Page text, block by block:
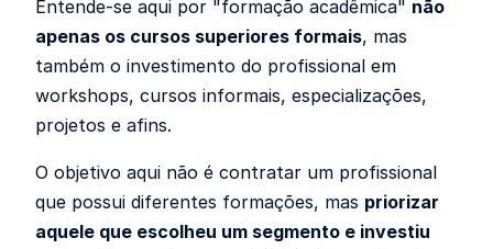
Entende-se aqui por "formação acadêmica" não
apenas os cursos superiores formais, mas
também o investimento do profissional em
workshops, cursos informais, especializações,
projetos e afins.
O objetivo aqui não é contratar um profissional
que possui diferentes formações, mas priorizar
aquele que escolheu um segmento e investiu